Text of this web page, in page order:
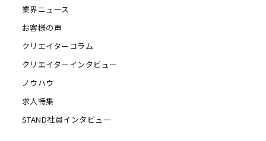
業界ニュース
お客様の声
クリエイターコラム
クリエイターインタビュー
ノウハウ
求人特集
STAND社員インタビュー